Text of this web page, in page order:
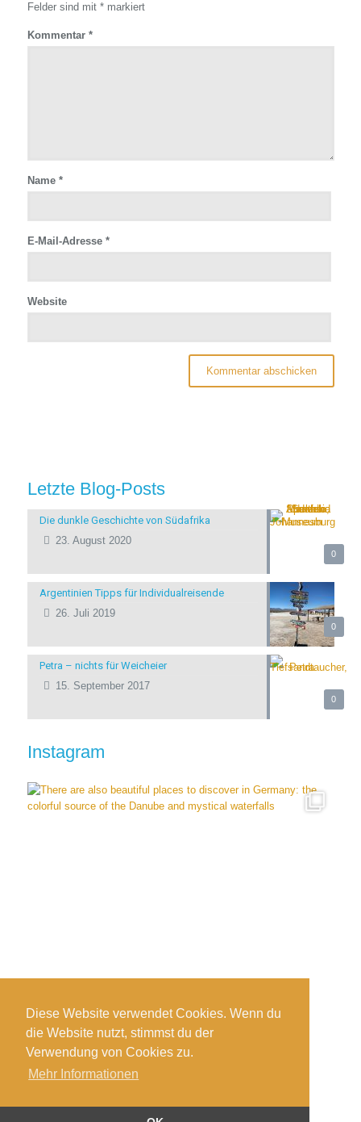
Diese Website verwendet Cookies. Wenn du
die Website nutzt, stimmst du der
Verwendung von Cookies zu.
Mehr Informationen
Felder sind mit *markiert
Kommentar *
Name *
E-Mail-Adresse *
Website
Letzte Blog-Posts
0
Die dunkle Geschichte von Südafrika
23. August 2020
0
Argentinien Tipps für Individualreisende
26. Juli 2019
0
Petra – nichts für Weicheier
15. September 2017
Instagram